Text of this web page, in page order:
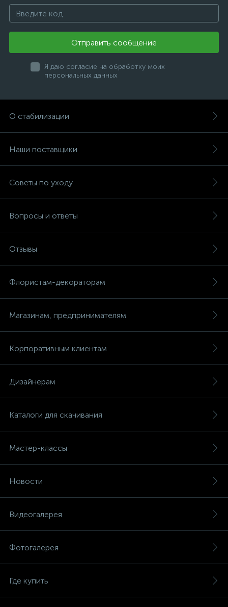
Отправить сообщение
Я даю согласие на обработку моих
персональных данных
О стабилизации
Наши поставщики
Советы по уходу
Вопросы и ответы
Отзывы
Флористам-декораторам
Магазинам, предпринимателям
Корпоративным клиентам
Дизайнерам
Каталоги для скачивания
Мастер-классы
Новости
Видеогалерея
Фотогалерея
Где купить